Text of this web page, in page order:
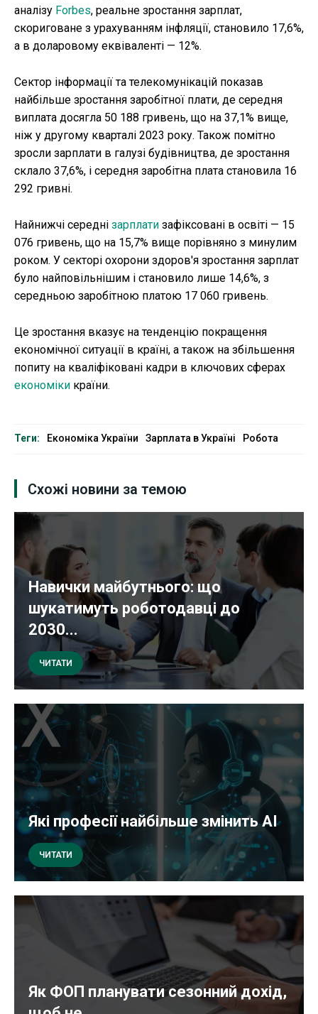
аналізу Forbes, реальне зростання зарплат,
скориговане з урахуванням інфляції, становило 17,6%,
а в доларовому еквіваленті — 12%.
Сектор інформації та телекомунікацій показав
найбільше зростання заробітної плати, де середня
виплата досягла 50 188 гривень, що на 37,1% вище,
ніж у другому кварталі 2023 року. Також помітно
зросли зарплати в галузі будівництва, де зростання
склало 37,6%, і середня заробітна плата становила 16
292 гривні.
Найнижчі середні зарплати зафіксовані в освіті — 15
076 гривень, що на 15,7% вище порівняно з минулим
роком. У секторі охорони здоров'я зростання зарплат
було найповільнішим і становило лише 14,6%, з
середньою заробітною платою 17 060 гривень.
Це зростання вказує на тенденцію покращення
економічної ситуації в країні, а також на збільшення
попиту на кваліфіковані кадри в ключових сферах
економіки країни.
Теги: Економіка України Зарплата в Україні Робота
Схожі новини за темою
Навички майбутнього: що
шукатимуть роботодавці до
2030...
ЧИТАТИ
Які професії найбільше змінить AI
ЧИТАТИ
Як ФОП планувати сезонний дохід,